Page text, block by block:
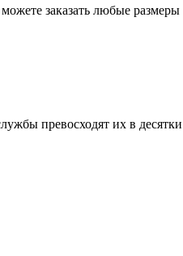
заказать любые
превосходят их в десятки